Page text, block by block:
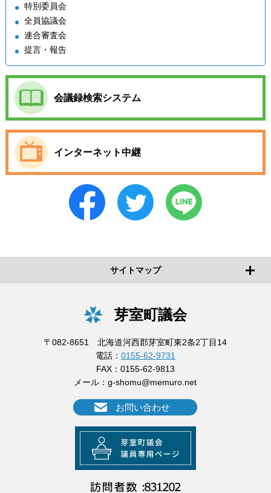
特別委員会
全員協議会
連合審査会
提言・報告
会議録検索システム
インターネット中継
サイトマップ
芽室町議会
〒082-8651 北海道河西郡芽室町東2条2丁目14
電話： 0155-62-9731
FAX：0155-62-9813
メール：g-shomu@memuro.net
お問い合わせ